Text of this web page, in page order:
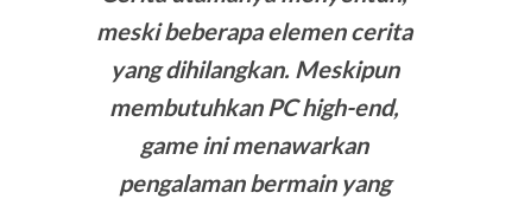
meski beberapa elemen cerita
yang dihilangkan. Meskipun
membutuhkan PC high-end,
game ini menawarkan
pengalaman bermain yang